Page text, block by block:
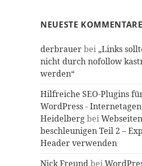
NEUESTE KOMMENTARE
derbrauerbei „Links
nicht durch nofollow
werden“
Hilfreiche SEO-Plugins
WordPress -
HeidelbergbeiWebseiten
beschleunigen Teil 2 –
Header verwenden
Nick Freundbei